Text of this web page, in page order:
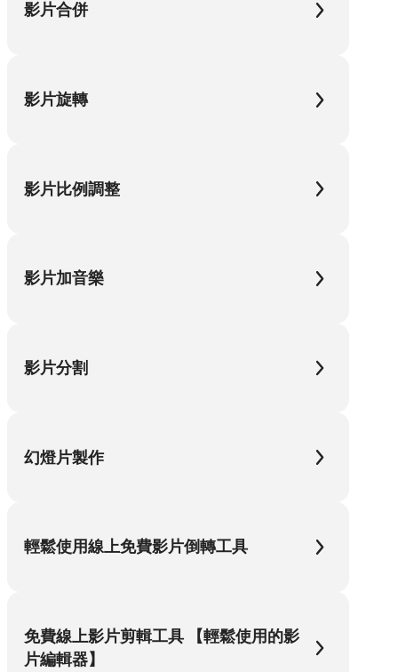
影片合併
影片旋轉
影片比例調整
影片加音樂
影片分割
幻燈片製作
輕鬆使用線上免費影片倒轉工具
免費線上影片剪輯工具 【輕鬆使用的影
片編輯器】